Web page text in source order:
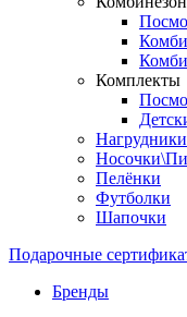
Комплекты
Нагрудники
Пелёнки
Футболки
Шапочки
Подарочные
Бренды